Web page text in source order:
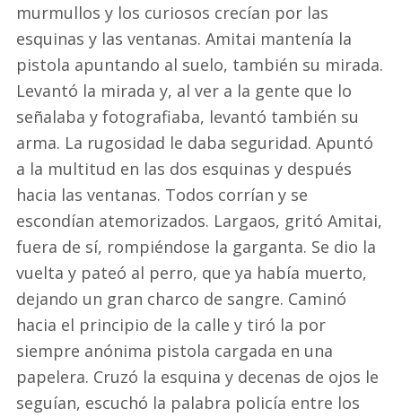
murmullos y los curiosos crecían por las
esquinas y las ventanas. Amitai mantenía la
pistola apuntando al suelo, también su mirada.
Levantó la mirada y, al ver a la gente que lo
señalaba y fotografiaba, levantó también su
arma. La rugosidad le daba seguridad. Apuntó
a la multitud en las dos esquinas y después
hacia las ventanas. Todos corrían y se
escondían atemorizados. Largaos, gritó Amitai,
fuera de sí, rompiéndose la garganta. Se dio la
vuelta y pateó al perro, que ya había muerto,
dejando un gran charco de sangre. Caminó
hacia el principio de la calle y tiró la por
siempre anónima pistola cargada en una
papelera. Cruzó la esquina y decenas de ojos le
seguían, escuchó la palabra policía entre los